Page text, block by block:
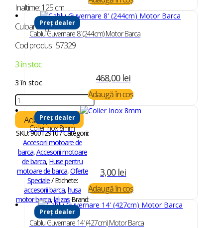
Inaltime: 125 cm
Culoarea gri.
Cod produs : 57329
3 în stoc
3 în stoc
Cantitate
Husa
Motor
Barca
SeaCover
2.5-
10
CP
Adaugă în coș
SKU:90012910 Categorii:
Accesorii motoare de
barca,Accesorii motoare
de barca, Huse pentru
motoare de barca,Oferte
Speciale Etichete:
accesorii barca,husa
motor barca,lalizas Brand:
Lalizas
Preț dealer
Cablu Guvernare 8′ (244cm) Motor Barca
468,00 lei
Adaugă în coș
Preț dealer
Colier Inox 8mm
3,00 lei
Adaugă în coș
Preț dealer
Cablu Guvernare 14′ (427cm) Motor Barca